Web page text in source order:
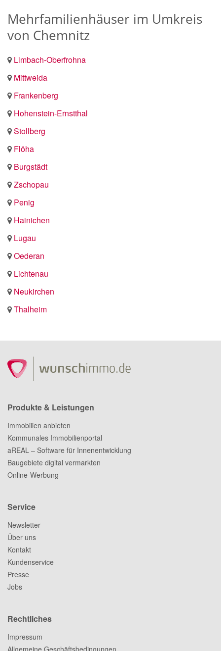
Mehrfamilienhäuser im Umkreis
von Chemnitz
Limbach-Oberfrohna
Mittweida
Frankenberg
Hohenstein-Ernstthal
Stollberg
Flöha
Burgstädt
Zschopau
Penig
Hainichen
Lugau
Oederan
Lichtenau
Neukirchen
Thalheim
Produkte & Leistungen
Immobilien anbieten
Kommunales Immobilienportal
aREAL – Software für Innenentwicklung
Baugebiete digital vermarkten
Online-Werbung
Service
Newsletter
Über uns
Kontakt
Kundenservice
Presse
Jobs
Rechtliches
Impressum
Allgemeine Geschäftsbedingungen